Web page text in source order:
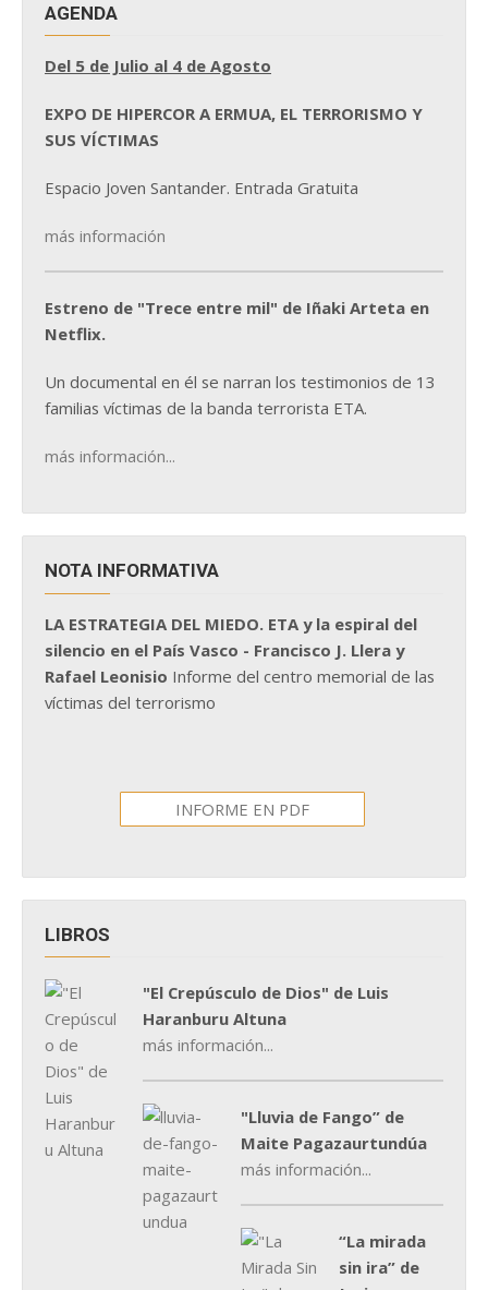
AGENDA
Del 5 de Julio al 4 de Agosto
EXPO DE HIPERCOR A ERMUA, EL TERRORISMO Y
SUS VÍCTIMAS
Espacio Joven Santander. Entrada Gratuita
más información
Estreno de "Trece entre mil" de Iñaki Arteta en
Netflix.
Un documental en él se narran los testimonios de 13
familias víctimas de la banda terrorista ETA.
más información...
NOTA INFORMATIVA
LA ESTRATEGIA DEL MIEDO. ETA y la espiral del
silencio en el País Vasco - Francisco J. Llera y
Rafael Leonisio Informe del centro memorial de las
víctimas del terrorismo
INFORME EN PDF
LIBROS
"El Crepúsculo de Dios" de Luis
Haranburu Altuna
más información...
"Lluvia de Fango” de
Maite Pagazaurtundúa
más información...
“La mirada
sin ira” de